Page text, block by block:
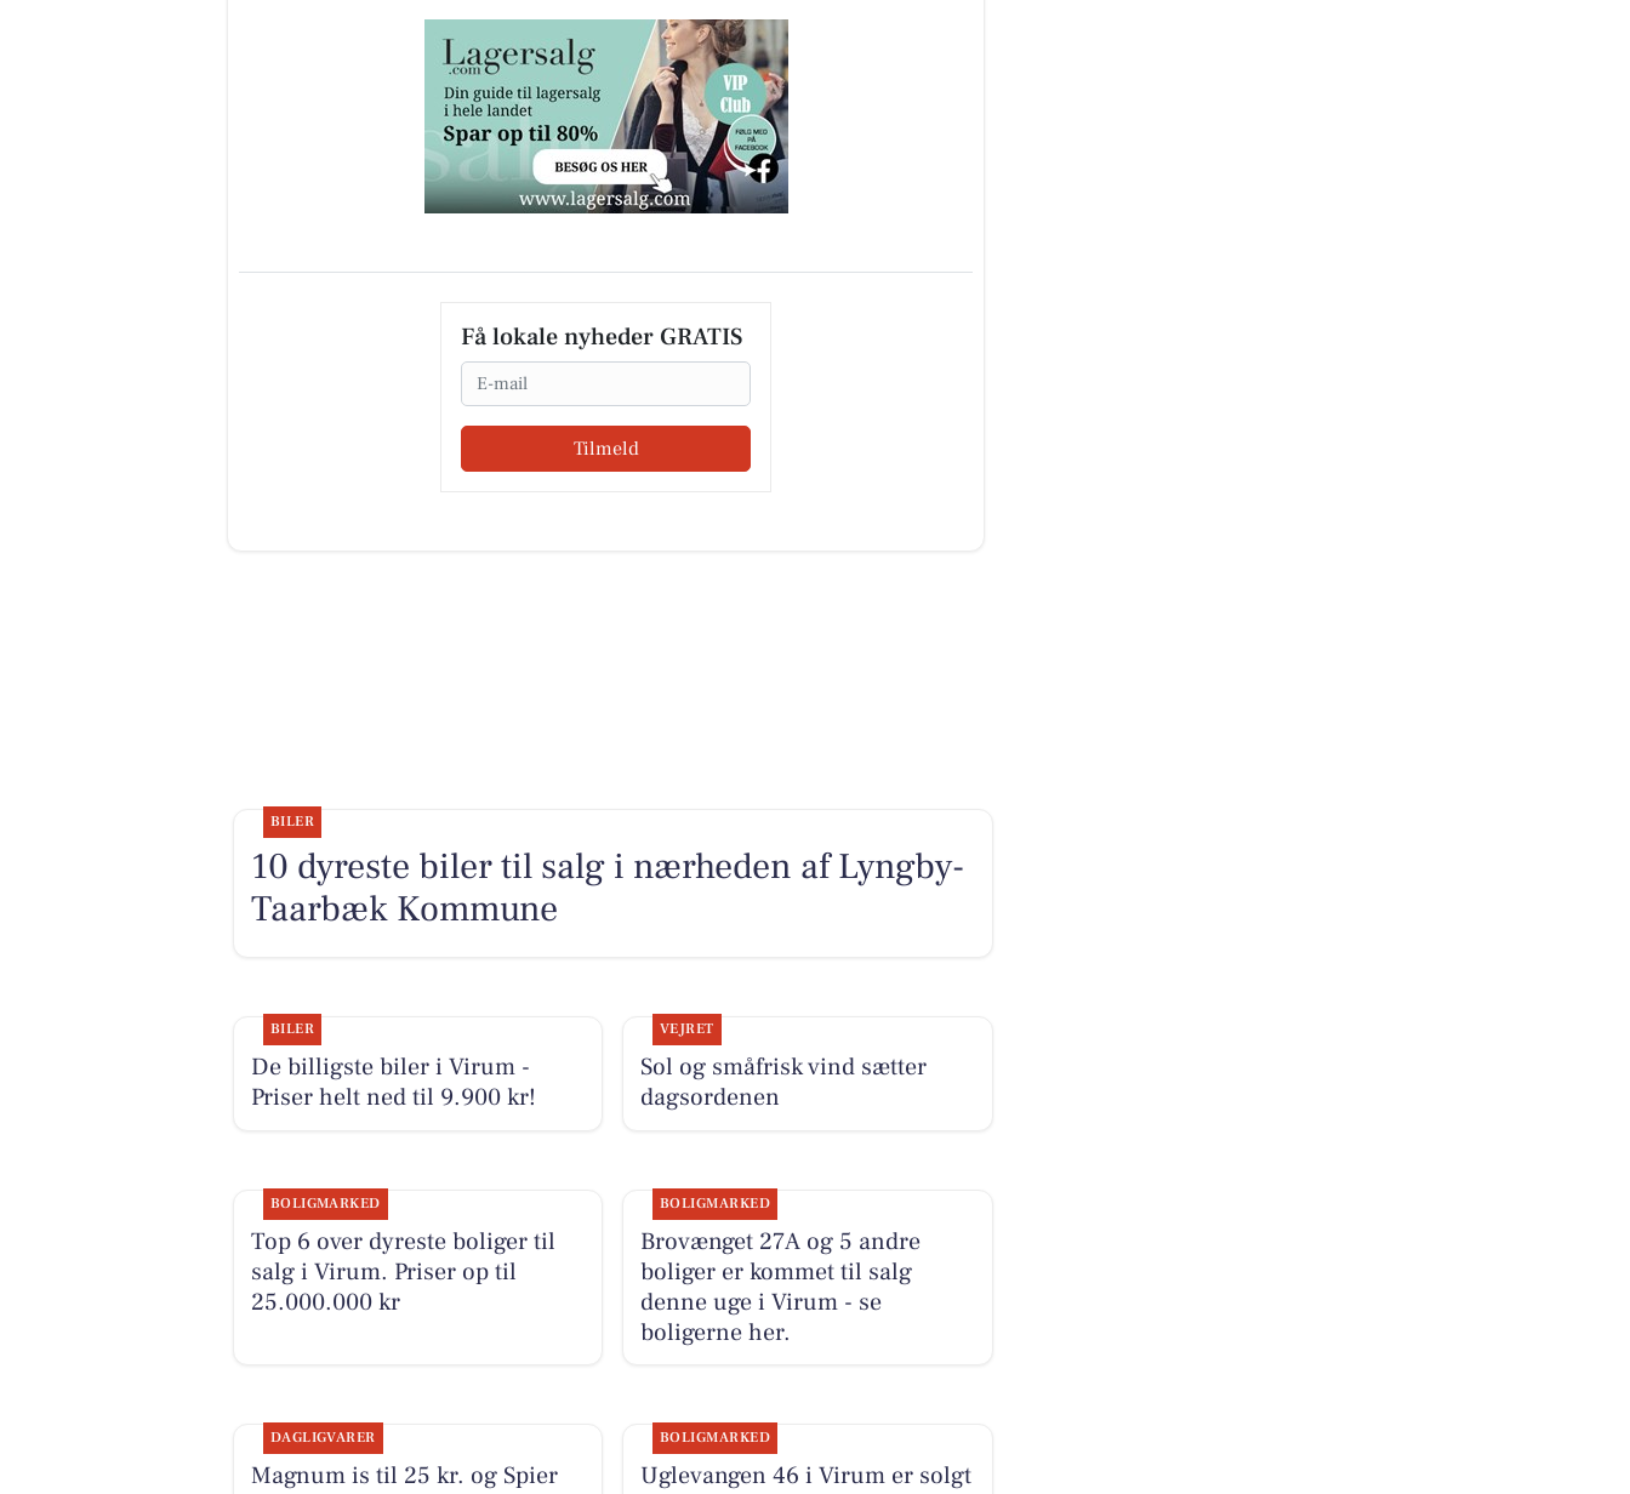
Få lokale nyheder GRATIS
Email
Tilmeld
BILER
10 dyreste biler til salg i nærheden af Lyngby-
Taarbæk Kommune
BILER
De billigste biler i Virum -
Priser helt ned til 9.900 kr!
VEJRET
Sol og småfrisk vind sætter
dagsordenen
BOLIGMARKED
Top 6 over dyreste boliger til
salg i Virum. Priser op til
25.000.000 kr
BOLIGMARKED
Brovænget 27A og 5 andre
boliger er kommet til salg
denne uge i Virum - se
boligerne her.
DAGLIGVARER
Magnum is til 25 kr. og Spier
BOLIGMARKED
Uglevangen 46 i Virum er solgt